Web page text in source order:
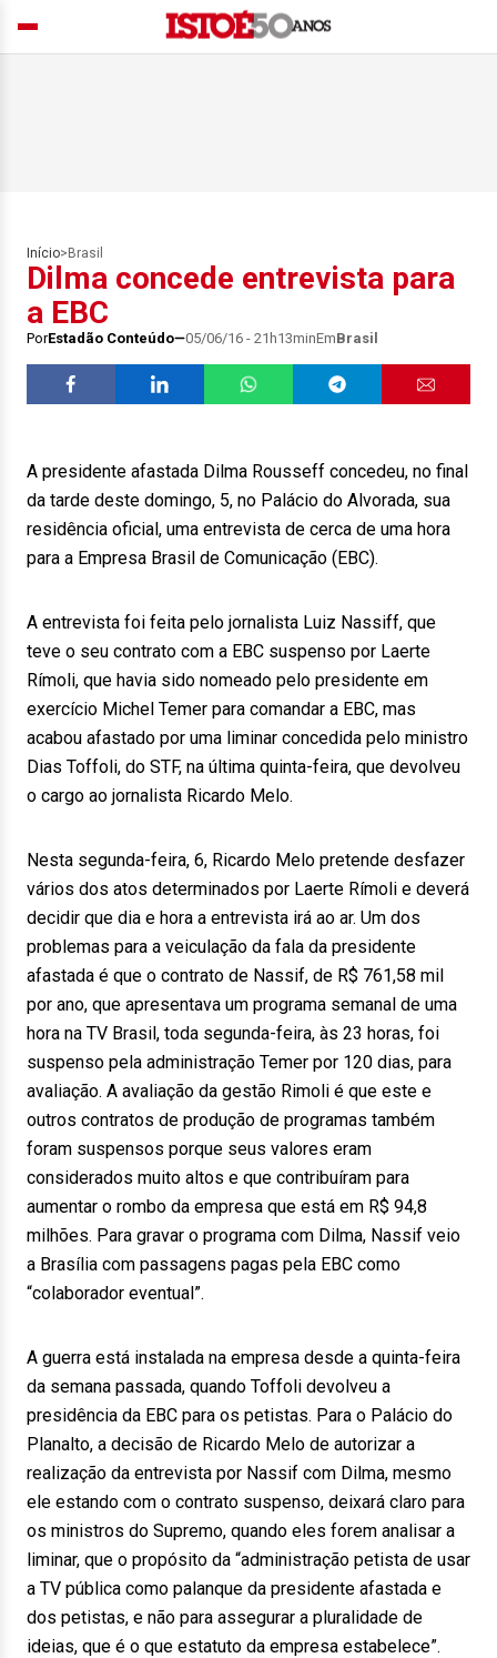
Início> Brasil
Dilma concede entrevista para
a EBC
PorEstadão Conteúdo 05/06/16 - 21h13minEmBrasil
A presidente afastada Dilma Rousseff concedeu, no final
da tarde deste domingo, 5, no Palácio do Alvorada, sua
residência oficial, uma entrevista de cerca de uma hora
para a Empresa Brasil de Comunicação (EBC).
A entrevista foi feita pelo jornalista Luiz Nassiff, que
teve o seu contrato com a EBC suspenso por Laerte
Rímoli, que havia sido nomeado pelo presidente em
exercício Michel Temer para comandar a EBC, mas
acabou afastado por uma liminar concedida pelo ministro
Dias Toffoli, do STF, na última quinta-feira, que devolveu
o cargo ao jornalista Ricardo Melo.
Nesta segunda-feira, 6, Ricardo Melo pretende desfazer
vários dos atos determinados por Laerte Rímoli e deverá
decidir que dia e hora a entrevista irá ao ar. Um dos
problemas para a veiculação da fala da presidente
afastada é que o contrato de Nassif, de R$ 761,58 mil
por ano, que apresentava um programa semanal de uma
hora na TV Brasil, toda segunda-feira, às 23 horas, foi
suspenso pela administração Temer por 120 dias, para
avaliação. A avaliação da gestão Rimoli é que este e
outros contratos de produção de programas também
foram suspensos porque seus valores eram
considerados muito altos e que contribuíram para
aumentar o rombo da empresa que está em R$ 94,8
milhões. Para gravar o programa com Dilma, Nassif veio
a Brasília com passagens pagas pela EBC como
“colaborador eventual”.
A guerra está instalada na empresa desde a quinta-feira
da semana passada, quando Toffoli devolveu a
presidência da EBC para os petistas. Para o Palácio do
Planalto, a decisão de Ricardo Melo de autorizar a
realização da entrevista por Nassif com Dilma, mesmo
ele estando com o contrato suspenso, deixará claro para
os ministros do Supremo, quando eles forem analisar a
liminar, que o propósito da “administração petista de usar
a TV pública como palanque da presidente afastada e
dos petistas, e não para assegurar a pluralidade de
ideias, que é o que estatuto da empresa estabelece”.